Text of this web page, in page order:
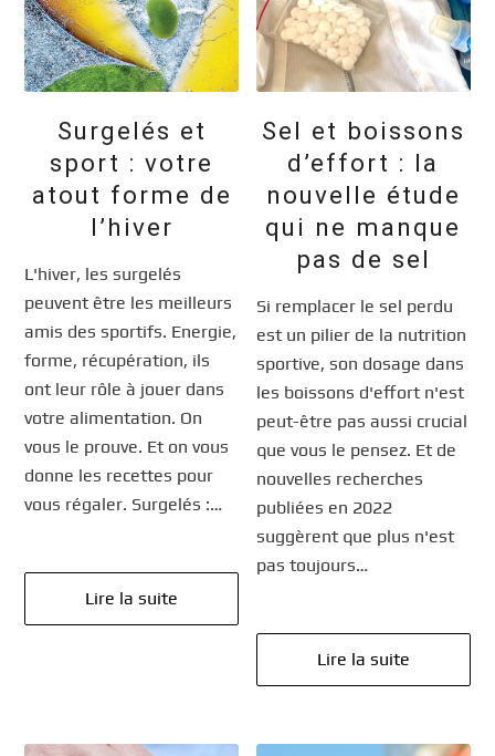
Surgelés et
sport : votre
atout forme de
l’hiver
L'hiver, les surgelés
peuvent être les meilleurs
amis des sportifs. Energie,
forme, récupération, ils
ont leur rôle à jouer dans
votre alimentation. On
vous le prouve. Et on vous
donne les recettes pour
vous régaler. Surgelés :…
Lire la suite
Sel et boissons
d’effort : la
nouvelle étude
qui ne manque
pas de sel
Si remplacer le sel perdu
est un pilier de la nutrition
sportive, son dosage dans
les boissons d'effort n'est
peut-être pas aussi crucial
que vous le pensez. Et de
nouvelles recherches
publiées en 2022
suggèrent que plus n'est
pas toujours…
Lire la suite